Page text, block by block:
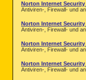
Norton Internet
Antiviren-, Firewall- und
Norton Internet Security
Antiviren-, Firewall- und
Norton Internet Security
Antiviren-, Firewall- und
Norton Internet Security
Antiviren-, Firewall- und